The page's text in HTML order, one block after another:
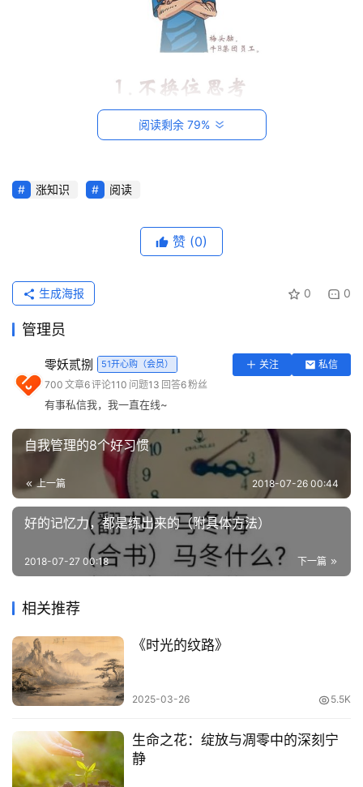
日
一
读
实
用
具
答
专
区
常
用
网
址
登录 注册
阅读剩余 79%
涨知识 阅读
赞 (0)
0 0
生成海报
管理员
零妖贰捌 51开心购（会员） 关注
私信
700 文章6评论110 问题13 回答6粉丝
有事私信我，我一直在线~
自我管理的8个好习惯
上一篇 2018-07-26 00:44
好的记忆力，都是练出来的（附具体方法）
下一篇
2018-07-27 00:18
相关推荐
《时光的纹路》
2025-03-26 5.5K
生命之花：绽放与凋零中的深刻宁
静